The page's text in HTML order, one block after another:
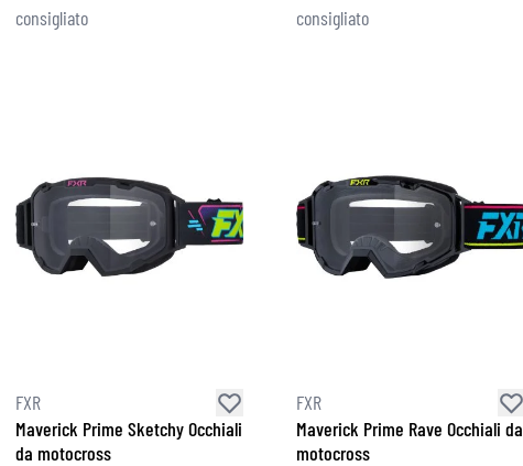
consigliato
consigliato
FXR
Maverick Prime Sketchy Occhiali
da motocross
FXR
Maverick Prime Rave Occhiali da
motocross